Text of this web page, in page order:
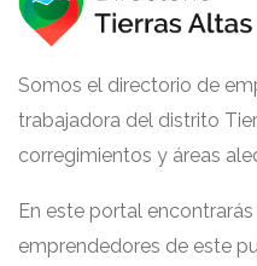
Somos el directorio de
trabajadora del distrito
corregimientos y áreas
En este portal
emprendedores de este